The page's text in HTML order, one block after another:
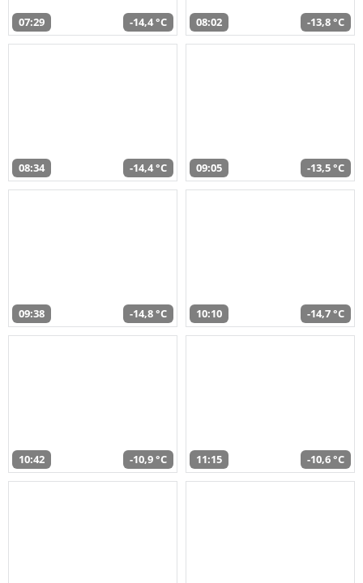
07:29 -14,4 °C 08:02 -13,8 °C
08:34 -14,4 °C 09:05 -13,5 °C
09:38 -14,8 °C 10:10 -14,7 °C
10:42 -10,9 °C 11:15 -10,6 °C